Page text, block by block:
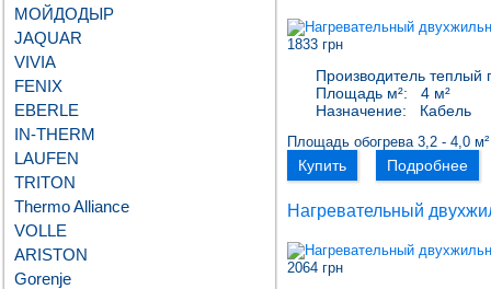
МОЙДОДЫР
JAQUAR
VIVIA
FENIX
EBERLE
IN-THERM
LAUFEN
TRITON
Thermo Alliance
VOLLE
ARISTON
Gorenje
1833 грн
Производитель теплый
Площадь м²:
4 м²
Назначение:
Кабель
Площадь обогрева 3,2 - 4,0 м²
Купить Подробнее
Нагревательный
2064 грн